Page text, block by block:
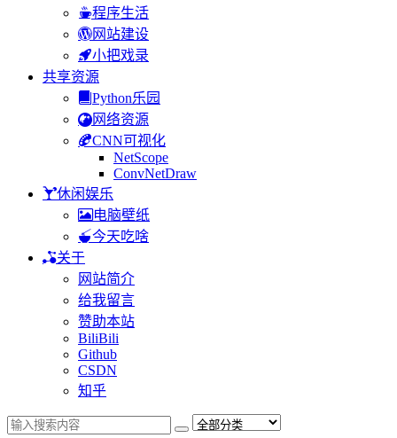
程序生活
网站建设
小把戏录
共享资源
Python乐园
网络资源
CNN可视化
NetScope
ConvNetDraw
休闲娱乐
电脑壁纸
今天吃啥
关于
网站简介
给我留言
赞助本站
BiliBili
Github
CSDN
知乎